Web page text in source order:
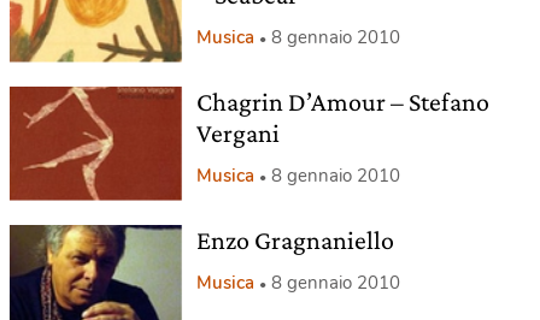
Musica 8 gennaio 2010
Chagrin D’Amour – Stefano
Vergani
Musica 8 gennaio 2010
Enzo Gragnaniello
Musica 8 gennaio 2010